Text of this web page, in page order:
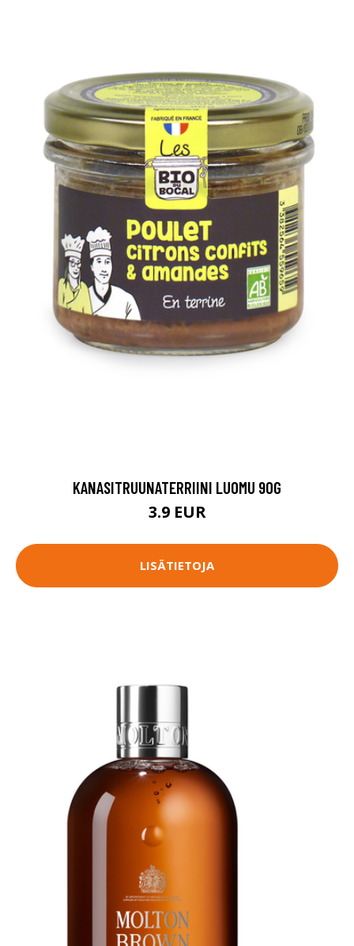
KANASITRUUNATERRIINI LUOMU 90G
3.9 EUR
LISÄTIETOJA